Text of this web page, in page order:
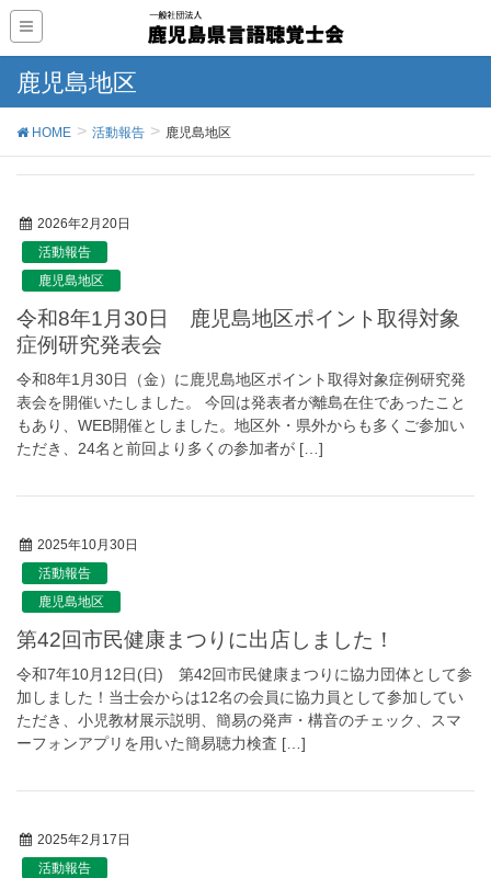
鹿児島地区
HOME 活動報告 鹿児島地区
2026年2月20日
活動報告
鹿児島地区
令和8年1月30日 鹿児島地区ポイント取得対象
症例研究発表会
令和8年1月30日（金）に鹿児島地区ポイント取得対象症例研究発
表会を開催いたしました。 今回は発表者が離島在住であったこと
もあり、WEB開催としました。地区外・県外からも多くご参加い
ただき、24名と前回より多くの参加者が […]
2025年10月30日
活動報告
鹿児島地区
第42回市民健康まつりに出店しました！
令和7年10月12日(日) 第42回市民健康まつりに協力団体として参
加しました！当士会からは12名の会員に協力員として参加してい
ただき、小児教材展示説明、簡易の発声・構音のチェック、スマ
ーフォンアプリを用いた簡易聴力検査 […]
2025年2月17日
活動報告